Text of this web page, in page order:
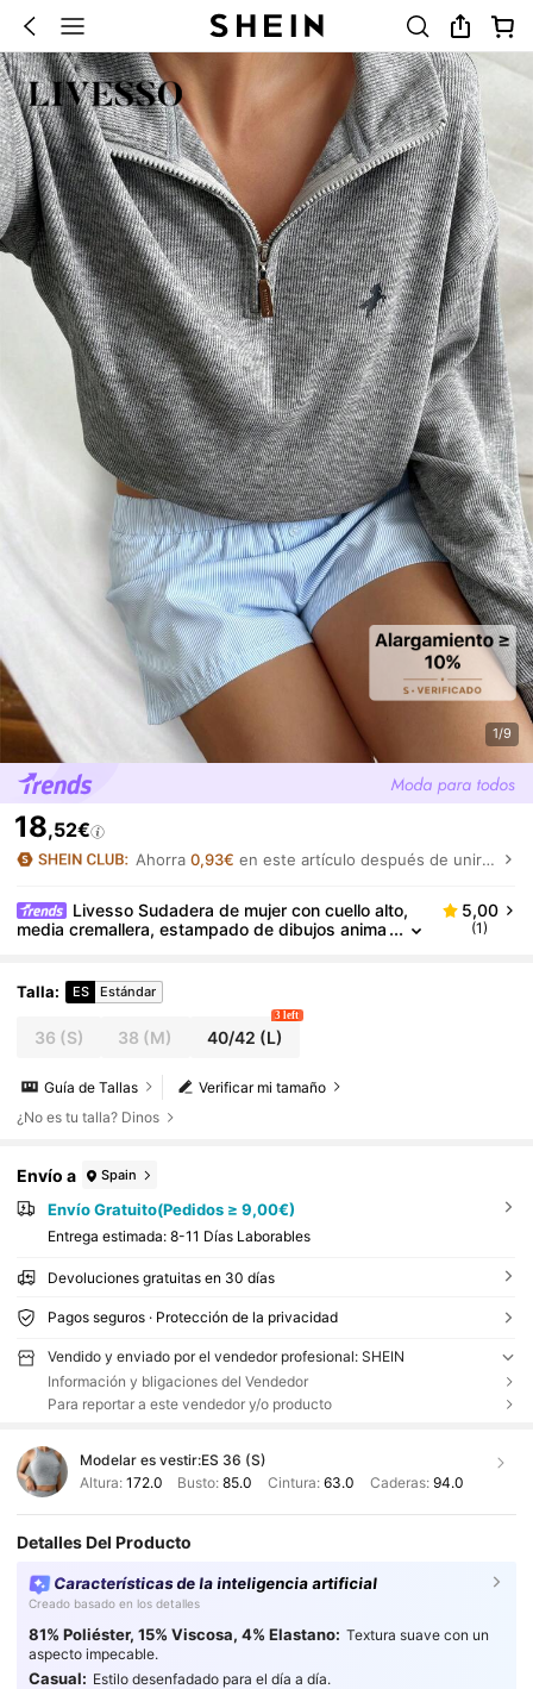
1/9
18,52€
Ahorra 0,93€ en este artículo después de unirte.
Livesso Sudadera de mujer con cuello alto,
media cremallera, estampado de dibujos anima
5,00
(1)
Talla: ES Estándar
36 (S) 38 (M) 40/42 (L)
3 left
Verificar mi tamaño
Guía de Tallas
¿No es tu talla? Dinos
Envío a Spain
Envío Gratuito(Pedidos ≥ 9,00€)
Entrega estimada: 8-11 Días Laborables
Devoluciones gratuitas en 30 días
Pagos seguros · Protección de la privacidad
Vendido y enviado por el vendedor profesional: SHEIN
Información y bligaciones del Vendedor
Para reportar a este vendedor y/o producto
Modelar es vestir:ES 36 (S)
Altura: 172.0 Busto:85.0 Cintura: 63.0 Caderas: 94.0
Detalles Del Producto
Características de la inteligencia artificial
Creado basado en los detalles
81% Poliéster, 15% Viscosa, 4% Elastano: Textura suave con un
aspecto impecable.
Casual: Estilo desenfadado para el día a día.